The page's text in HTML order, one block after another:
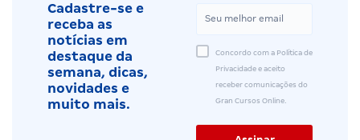
Cadastre-se e
receba as
notícias em
destaque da
semana, dicas,
novidades e
muito mais.
Concordo com a Política de
Privacidade e aceito
receber comunicações do
Gran Cursos Online.